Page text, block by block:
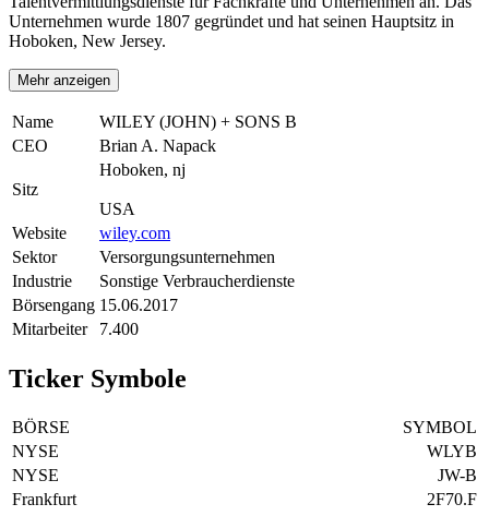
Unternehmen wurde 1807 gegründet und hat seinen Hauptsitz in
Hoboken, New Jersey.
Mehr anzeigen
Name
WILEY (JOHN) + SONS B
CEO
Brian A. Napack
Sitz
Hoboken, nj
USA
Website
wiley.com
Sektor
Versorgungsunternehmen
Industrie
Sonstige Verbraucherdienste
Börsengang 15.06.2017
Mitarbeiter
7.400
Ticker Symbole
BÖRSE
SYMBOL
NYSE
WLYB
NYSE
JW-B
Frankfurt
2F70.F